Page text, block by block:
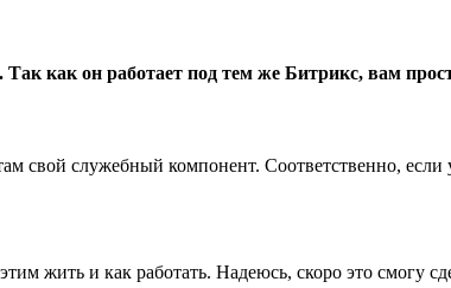
как он работает под тем же Битрикс, вам
свой служебный компонент. Соответственно, если
жить и как работать. Надеюсь, скоро это смогу